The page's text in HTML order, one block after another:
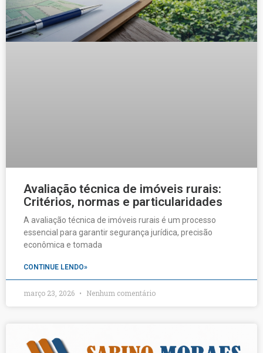
Avaliação técnica de imóveis rurais:
Critérios, normas e particularidades
A avaliação técnica de imóveis rurais é um processo
essencial para garantir segurança jurídica, precisão
econômica e tomada
CONTINUE LENDO»
março 23, 2026 Nenhum comentário